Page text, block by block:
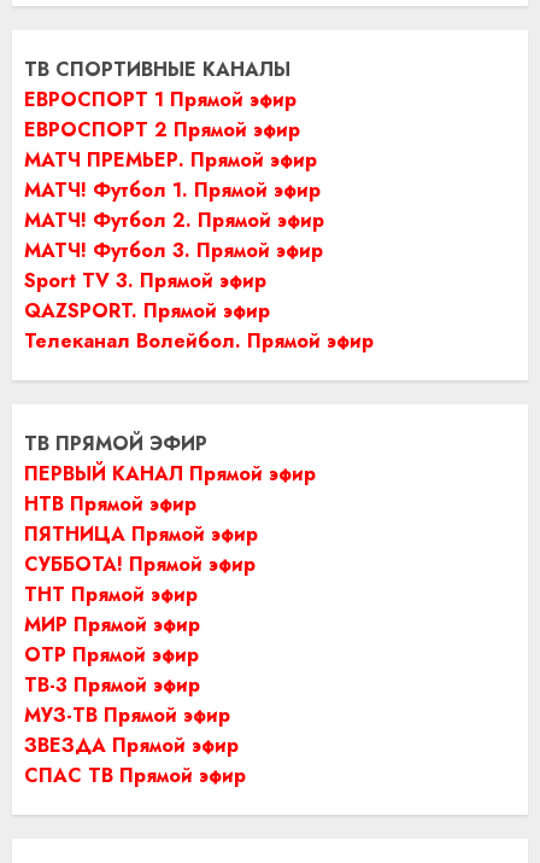
ТВ СПОРТИВНЫЕ КАНАЛЫ
ЕВРОСПОРТ 1 Прямой эфир
ЕВРОСПОРТ 2 Прямой эфир
МАТЧ ПРЕМЬЕР. Прямой эфир
МАТЧ! Футбол 1. Прямой эфир
МАТЧ! Футбол 2. Прямой эфир
МАТЧ! Футбол 3. Прямой эфир
Sport TV 3. Прямой эфир
QAZSPORT. Прямой эфир
Телеканал Волейбол. Прямой эфир
ТВ ПРЯМОЙ ЭФИР
ПЕРВЫЙ КАНАЛ Прямой эфир
НТВ Прямой эфир
ПЯТНИЦА Прямой эфир
СУББОТА! Прямой эфир
ТНТ Прямой эфир
МИР Прямой эфир
ОТР Прямой эфир
ТВ-3 Прямой эфир
МУЗ-ТВ Прямой эфир
ЗВЕЗДА Прямой эфир
СПАС ТВ Прямой эфир